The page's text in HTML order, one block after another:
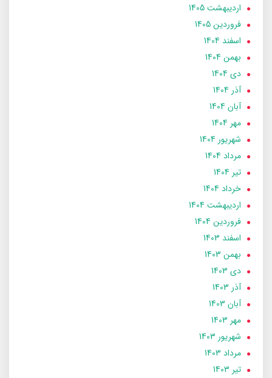
ارديبهشت 1405
فروردین 1405
اسفند 1404
بهمن 1404
دی 1404
آذر 1404
آبان 1404
مهر 1404
شهریور 1404
مرداد 1404
تير 1404
خرداد 1404
ارديبهشت 1404
فروردین 1404
اسفند 1403
بهمن 1403
دی 1403
آذر 1403
آبان 1403
مهر 1403
شهریور 1403
مرداد 1403
تير 1403